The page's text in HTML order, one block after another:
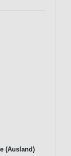
(Ausland)